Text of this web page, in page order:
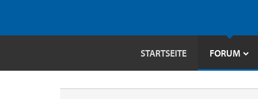
STARTSEITE FORUM